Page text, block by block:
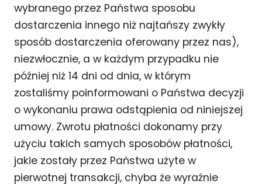
wybranego przez Państwa sposobu
dostarczenia innego niż najtańszy zwykły
sposób dostarczenia oferowany przez nas),
niezwłocznie, a w każdym przypadku nie
później niż 14 dni od dnia, w którym
zostaliśmy poinformowani o Państwa decyzji
o wykonaniu prawa odstąpienia od niniejszej
umowy. Zwrotu płatności dokonamy przy
użyciu takich samych sposobów płatności,
jakie zostały przez Państwa użyte w
pierwotnej transakcji, chyba że wyraźnie